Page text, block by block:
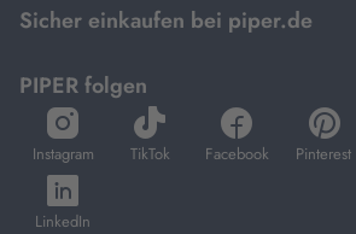
Sicher einkaufen bei piper.de
PIPER folgen
Instagram
öffnet
in
neuem
Tab
TikTok
öffnet
in
Facebook
öffnet
in
Pinterest
öffnet
in
LinkedIn
öffnet
in